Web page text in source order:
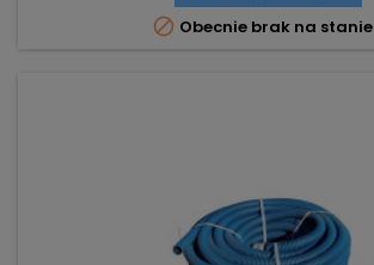
 Obecnie brak na stanie